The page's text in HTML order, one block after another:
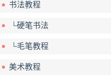
书法教程
└硬笔书法
└毛笔教程
美术教程